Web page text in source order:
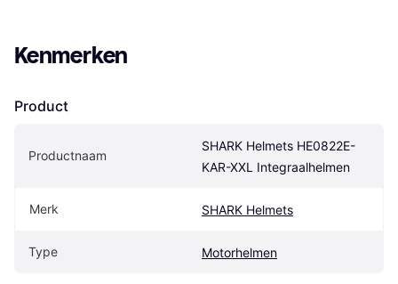
Kenmerken
Product
Productnaam
SHARK Helmets HE0822E-
KAR-XXL Integraalhelmen
Merk SHARK Helmets
Type Motorhelmen